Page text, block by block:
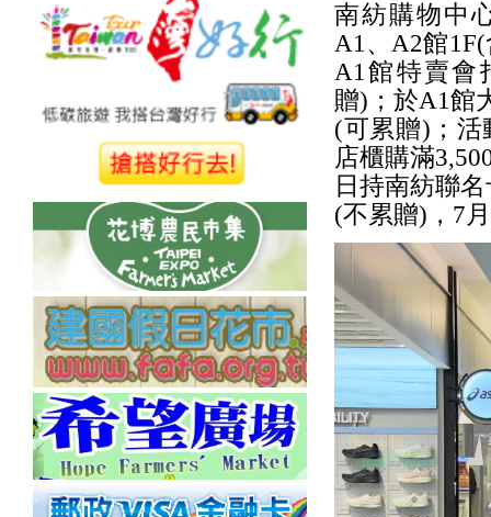
南紡購物中
A1、A2館
A1館特賣會
贈)；於A1館
(可累贈)；活
店櫃購滿
日持南紡聯
(不累贈)，7